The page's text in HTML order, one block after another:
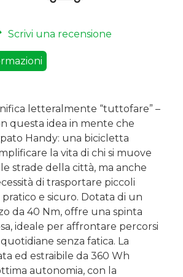
Scrivi una recensione
letteralmente “tuttofare” –
questa idea in mente che
Handy: una bicicletta
la vita di chi si muove
strade della città, ma anche
di trasportare piccoli
e sicuro. Dotata di un
da 40 Nm, offre una spinta
ideale per affrontare percorsi
senza fatica. La
ed estraibile da 360 Wh
autonomia, con la